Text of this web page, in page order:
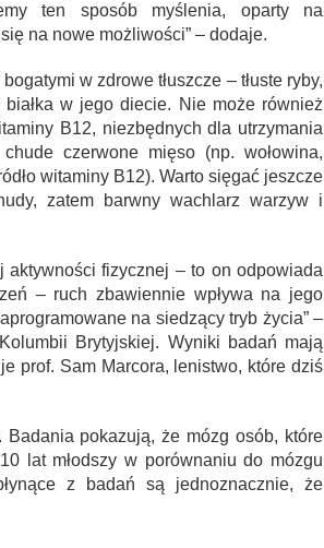
ten sposób myślenia, oparty na
na nowe możliwości” – dodaje.
w zdrowe tłuszcze – tłuste ryby,
w jego diecie. Nie może również
B12, niezbędnych dla utrzymania
czerwone mięso (np. wołowina,
witaminy B12). Warto sięgać jeszcze
zatem barwny wachlarz warzyw i
aktywności fizycznej – to on odpowiada
– ruch zbawiennie wpływa na jego
na siedzący tryb życia” –
Brytyjskiej. Wyniki badań mają
prof. Sam Marcora, lenistwo, które dziś
Badania pokazują, że mózg osób, które
lat młodszy w porównaniu do mózgu
z badań są jednoznacznie, że